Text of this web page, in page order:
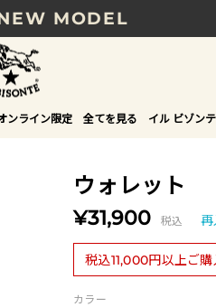
MODEL
11,000円以上で送料無
べる、新しいギフトガ
LEATHER
ンライン限定 全てを見る イル ビゾン
ウォレット
¥31,900 税込 再
税込11,000円以上ご
カラー